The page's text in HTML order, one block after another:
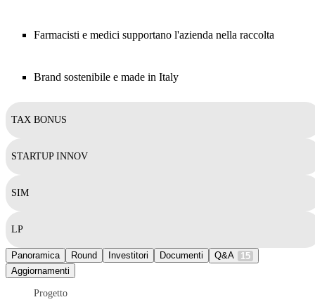
Farmacisti e medici supportano l'azienda nella raccolta
Brand sostenibile e made in Italy
TAX BONUS
STARTUP INNOV
SIM
LP
Panoramica Round Investitori Documenti Q&A
15
Aggiornamenti
Progetto